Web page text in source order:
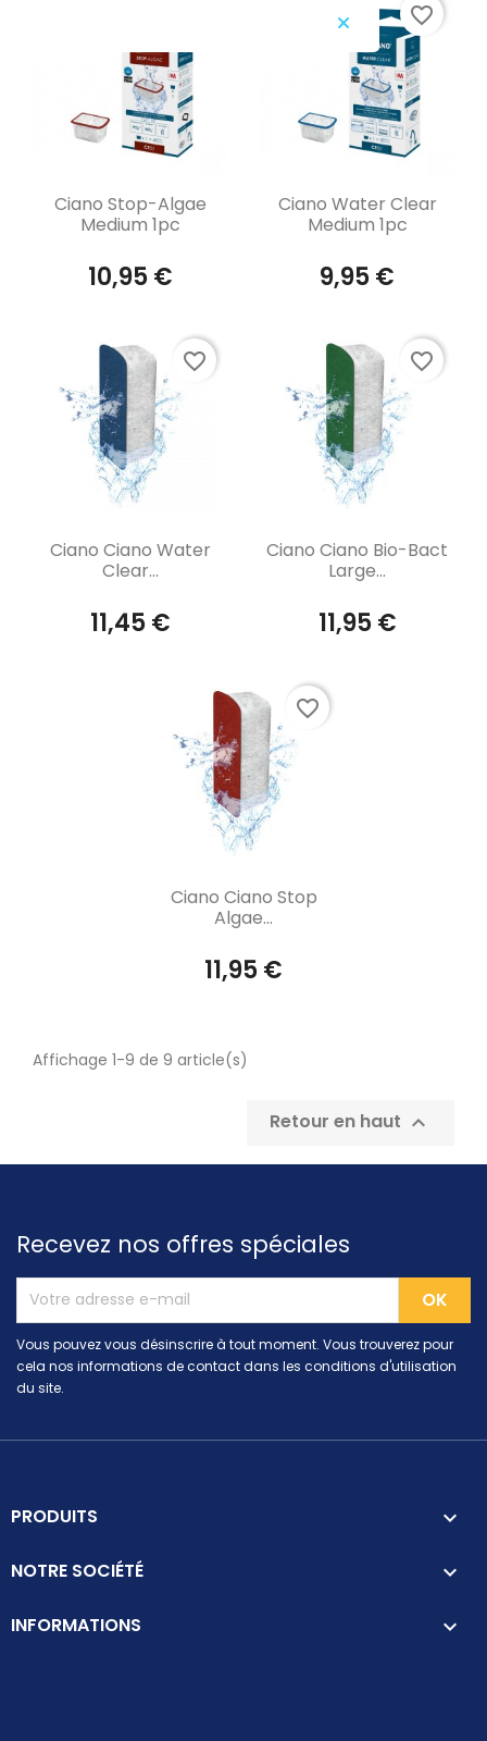
Aperçu rapide
Ciano Stop-Algae
Medium 1pc
10,95 €
Aperçu rapide
Ciano Water Clear
Medium 1pc
9,95 €
favorite_border
Aperçu rapide
Ciano Ciano Water
Clear...
11,45 €
favorite_border
Aperçu rapide
Ciano Ciano Bio-Bact
Large...
11,95 €
favorite_border
Aperçu rapide
Ciano Ciano Stop
Algae...
11,95 €
favorite_border
Affichage 1-9 de 9 article(s)
Retour en haut 
Recevez nos offres spéciales
Vous pouvez vous désinscrire à tout moment. Vous trouverez pour
cela nos informations de contact dans les conditions d'utilisation
du site.
PRODUITS 
NOTRE SOCIÉTÉ 
INFORMATIONS keyboard_arrow_down